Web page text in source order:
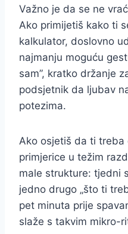
Važno je da se ne
Ako primijetiš kako ti
kalkulator, doslovno
najmanju moguću
sam”, kratko držanje
podsjetnik da ljubav
potezima.
Ako osjetiš da ti
primjerice u težim
male strukture: tjedni
jedno drugo „što ti
pet minuta prije
slaže s takvim mikro-